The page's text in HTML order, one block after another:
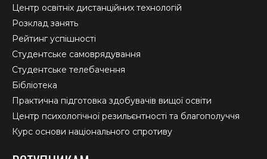
Центр освітніх дистанційних технологій
Розклад занять
Рейтинг успішності
Студентське самоврядування
Студентське телебачення
Бібліотека
Практична підготовка здобувачів вищої освіти
Центр психологічної резильєнтності та благополуччя
Курс основи національного спротиву